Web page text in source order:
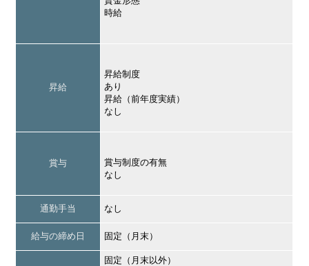
時給
昇給
昇給制度
あり
昇給（前年度実績）
なし
賞与
賞与制度の有無
なし
通勤手当 なし
給与の締め日 固定（月末）
固定（月末以外）